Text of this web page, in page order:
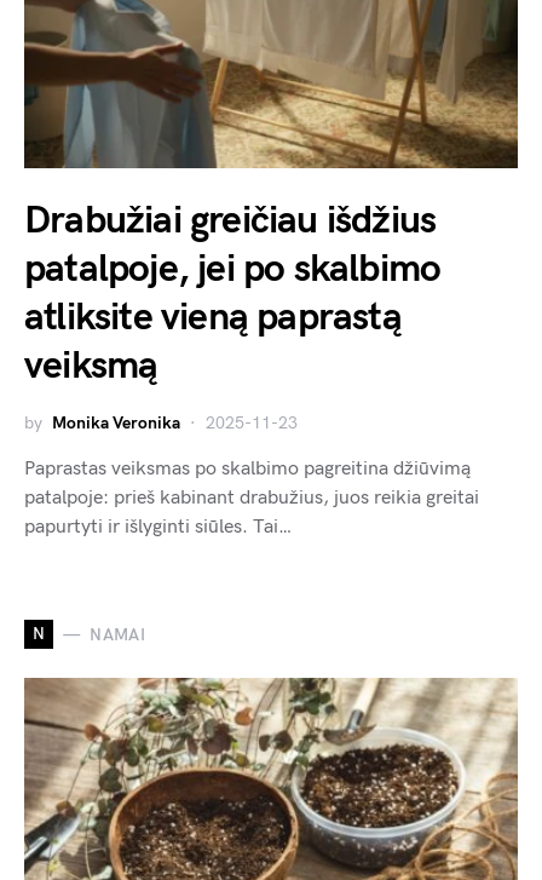
Drabužiai greičiau išdžius
patalpoje, jei po skalbimo
atliksite vieną paprastą
veiksmą
by Monika Veronika 2025-11-23
Paprastas veiksmas po skalbimo pagreitina džiūvimą
patalpoje: prieš kabinant drabužius, juos reikia greitai
papurtyti ir išlyginti siūles. Tai…
N NAMAI